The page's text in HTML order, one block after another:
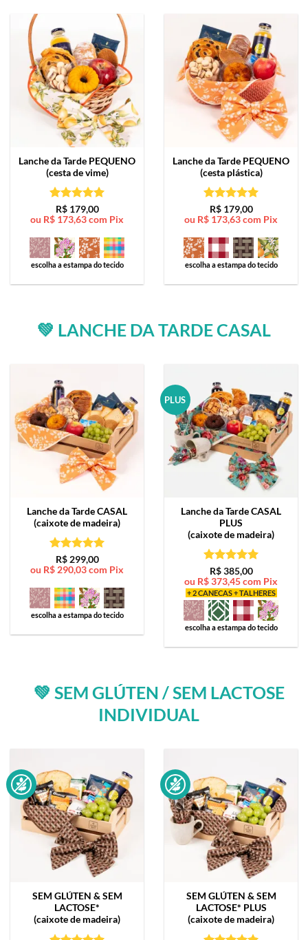
Lanche da Tarde PEQUENO
(cesta de vime)
Avaliação5
de 5
R$179,00
ou R$ 173,63com Pix
escolha a estampa do tecido
Lanche da Tarde PEQUENO
(cesta plástica)
Avaliação5
de 5
R$179,00
ou R$ 173,63com Pix
escolha a estampa do tecido
💚 LANCHE DA TARDE CASAL
Lanche da TardeCASAL
(caixote de madeira)
Avaliação5
de 5
R$299,00
ou R$ 290,03com Pix
escolha a estampa do tecido
PLUS
Lanche da TardeCASAL
PLUS
(caixote de madeira)
Avaliação5
de 5
R$385,00
ou R$373,45com Pix
+ 2 CANECAS + TALHERES
escolha a estampa do tecido
💚 SEM GLÚTEN / SEM LACTOSE
INDIVIDUAL
SEM GLÚTEN & SEM
LACTOSE*
(caixote de madeira)
SEM GLÚTEN & SEM
LACTOSE* PLUS
(caixote de madeira)